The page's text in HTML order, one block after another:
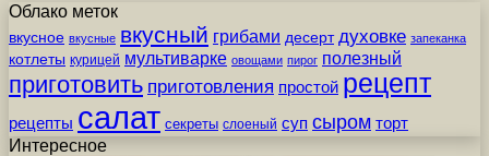
Облако меток
вкусное вкусные вкусный грибами десерт духовке запеканка
котлеты курицей мультиварке овощами пирог полезный
приготовить приготовления простой рецепт
рецепты салат секреты слоеный суп сыром торт
Интересное